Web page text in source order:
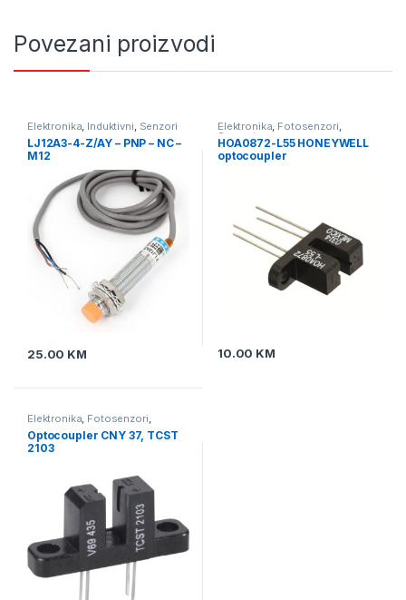
Povezani proizvodi
Elektronika, Induktivni, Senzori
LJ12A3-4-Z/AY – PNP – NC –
M12
25.00 KM
Elektronika, Fotosenzori,
Senzori
HOA0872-L55 HONEYWELL
optocoupler
10.00 KM
Elektronika Fotosenzori
Optocoupler CNY 37, TCST
2103